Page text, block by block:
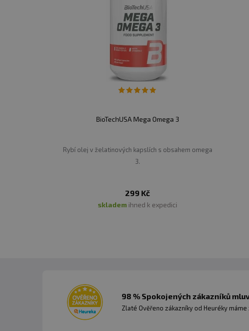
BioTechUSA Mega Omega 3
Rybí olej v želatinových kapslích s obsahem omega
3.
299 Kč
skladem ihned k expedici
98 % Spokojených zákazníků
Zlaté Ověřeno zákazníky od Heuréky